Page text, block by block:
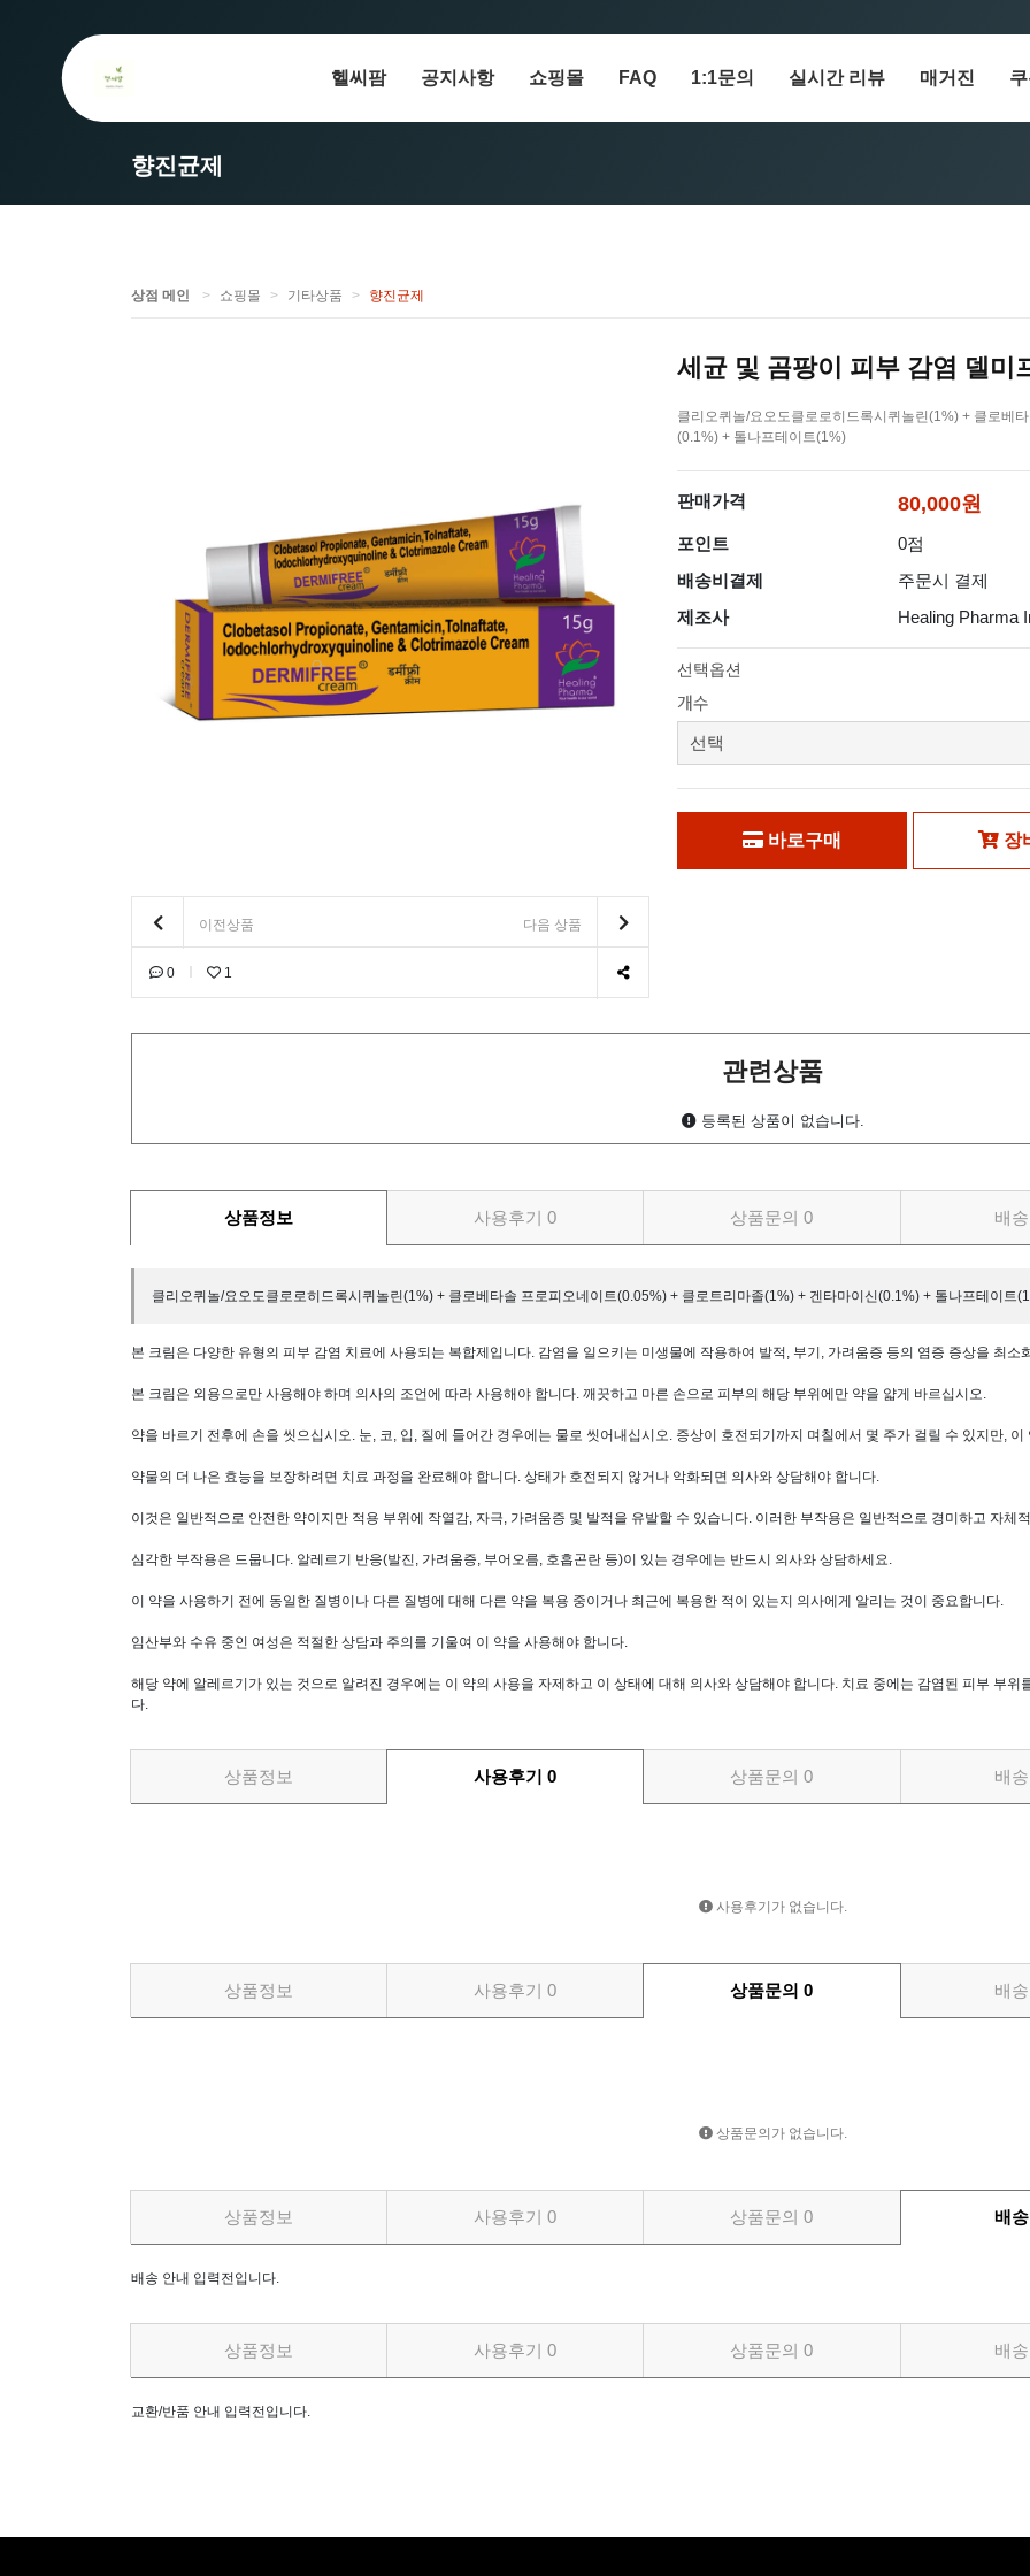
헬씨팜 공지사항 쇼핑몰 FAQ 1:1문의 실시간 리뷰 매거진
향진균제
상점 메인 쇼핑몰 기타상품 향진균제
이전상품 다음 상품
0 1
세균 및 곰팡이 피부 감염 델미
클리오퀴놀/요오도클로로히드록시퀴놀린(1%) + 클로베
(0.1%) + 톨나프테이트(1%)
판매가격 80,000원
포인트
0점
배송비결제
주문시 결제
제조사
Healing Pharma
선택옵션
개수
바로구매 장
관련상품
등록된 상품이 없습니다.
상품정보 사용후기0 상품문의0 배
클리오퀴놀/요오도클로로히드록시퀴놀린(1%) + 클로베타솔 프로피오네이트(0.05%) + 클로트리마졸(1%) + 겐타마이신(0.1%) + 톨나프테이트
본 크림은 다양한 유형의 피부 감염 치료에 사용되는 복합제입니다. 감염을 일으키는 미생물에 작용하여 발적, 부기, 가려움증 등의 염증 증상을 최소
본 크림은 외용으로만 사용해야 하며 의사의 조언에 따라 사용해야 합니다. 깨끗하고 마른 손으로 피부의 해당 부위에만 약을 얇게 바르십시오.
약을 바르기 전후에 손을 씻으십시오. 눈, 코, 입, 질에 들어간 경우에는 물로 씻어내십시오. 증상이 호전되기까지 며칠에서 몇 주가 걸릴 수 있지만,
약물의 더 나은 효능을 보장하려면 치료 과정을 완료해야 합니다. 상태가 호전되지 않거나 악화되면 의사와 상담해야 합니다.
이것은 일반적으로 안전한 약이지만 적용 부위에 작열감, 자극, 가려움증 및 발적을 유발할 수 있습니다. 이러한 부작용은 일반적으로 경미하고 자체
심각한 부작용은 드뭅니다. 알레르기 반응(발진, 가려움증, 부어오름, 호흡곤란 등)이 있는 경우에는 반드시 의사와 상담하세요.
이 약을 사용하기 전에 동일한 질병이나 다른 질병에 대해 다른 약을 복용 중이거나 최근에 복용한 적이 있는지 의사에게 알리는 것이 중요합니다.
임산부와 수유 중인 여성은 적절한 상담과 주의를 기울여 이 약을 사용해야 합니다.
해당 약에 알레르기가 있는 것으로 알려진 경우에는 이 약의 사용을 자제하고 이 상태에 대해 의사와 상담해야 합니다. 치료 중에는 감염된 피부 부위
다.
상품정보 사용후기0 상품문의0 배
사용후기가 없습니다.
상품정보 사용후기0 상품문의0 배
상품문의가 없습니다.
상품정보 사용후기0 상품문의0 배
배송 안내 입력전입니다.
상품정보 사용후기0 상품문의0 배
교환/반품 안내 입력전입니다.